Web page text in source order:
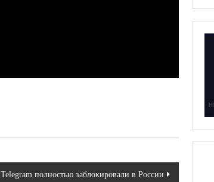
Telegram полностью заблокировали в России